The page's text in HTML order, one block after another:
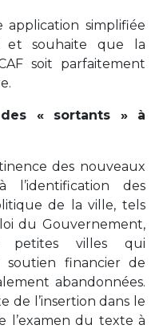
application simplifiée
et souhaite que la
soit parfaitement
« sortants » à
des nouveaux
l’identification des
de la ville, tels
du Gouvernement,
petites villes qui
soutien financier de
abandonnées.
de l’insertion dans le
l’examen du texte à